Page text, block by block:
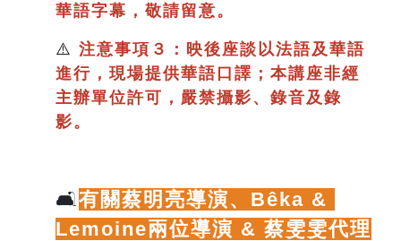
華語字幕，敬請留意。
⚠️ 注意事項３：映後座談以法語及華語
進行 ，現場提供華語口譯； 本講座非經
主辦單位許可，嚴禁攝影、錄音及錄
影。
🛋️有關蔡明亮導演、 Bêka &
Lemoine兩位導演 & 蔡雯雯代理